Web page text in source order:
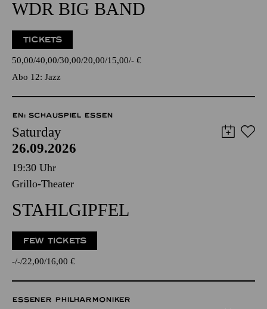
WDR BIG BAND
TICKETS
50,00 40,00 30,00 20,00 15,00 - €
Abo 12: Jazz
EN: SCHAUSPIEL ESSEN
Saturday
26.09.2026
19:30 Uhr
Grillo-Theater
STAHLGIPFEL
FEW TICKETS
- - 22,00 16,00 €
ESSENER PHILHARMONIKER